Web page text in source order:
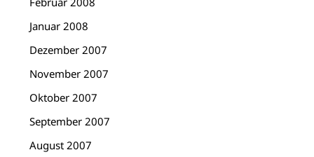
Januar 2008
Dezember 2007
November 2007
Oktober 2007
September 2007
August 2007